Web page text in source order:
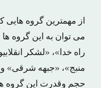
از مهمترین گروه هایی
می توان به این گروه
راه خدا»، «لشکر
منبج»، «جبهه شرقی»
حجم وقدرت این گروه